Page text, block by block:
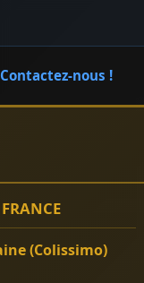
Contactez-nous !
(Colissimo)